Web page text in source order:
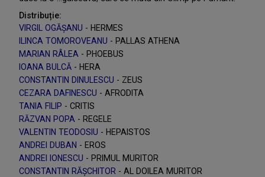
Distribuție:
VIRGIL OGĂȘANU - HERMES
ILINCA TOMOROVEANU - PALLAS ATHENA
MARIAN RÂLEA - PHOEBUS
IOANA BULCĂ - HERA
CONSTANTIN DINULESCU - ZEUS
CEZARA DAFINESCU - AFRODITA
TANIA FILIP - CRITIS
RĂZVAN POPA - REGELE
VALENTIN TEODOSIU - HEPAISTOS
ANDREI DUBAN - EROS
ANDREI IONESCU - PRIMUL MURITOR
CONSTANTIN RĂȘCHITOR - AL DOILEA MURITOR